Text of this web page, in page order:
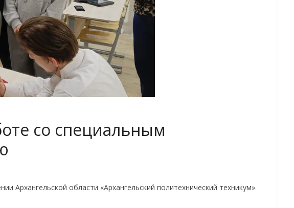
со специальным
области «Архангельский политехнический техникум»